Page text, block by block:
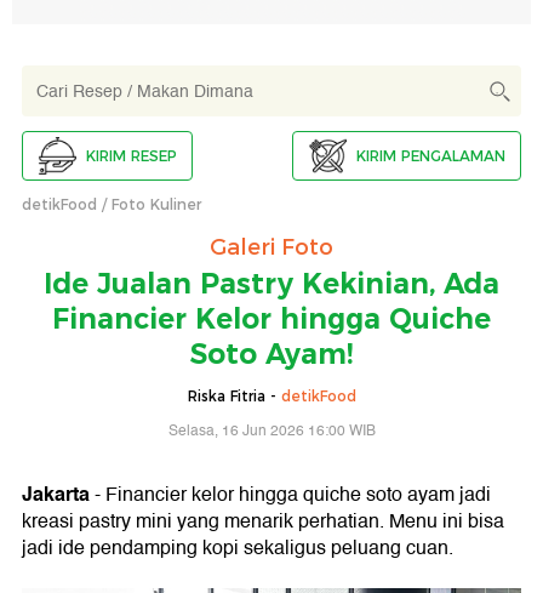
KIRIM RESEP KIRIM PENGALAMAN
detikFood Foto Kuliner
Galeri Foto
Ide Jualan Pastry Kekinian, Ada
Financier Kelor hingga Quiche
Soto Ayam!
Riska Fitria - detikFood
Selasa, 16 Jun 2026 16:00 WIB
Jakarta- Financier kelor hingga quiche soto ayam jadi
kreasi pastry mini yang menarik perhatian. Menu ini bisa
jadi ide pendamping kopi sekaligus peluang cuan.